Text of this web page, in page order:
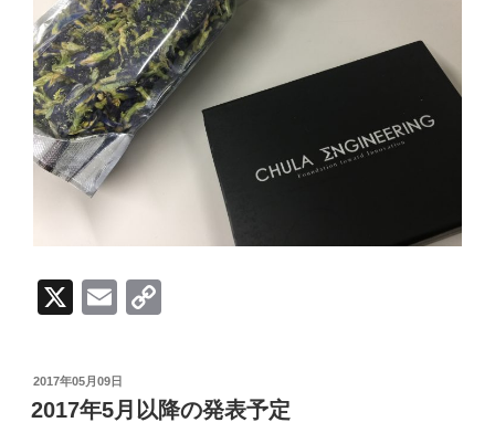
X
E
ail
y
投
稿
日:
2017年05月09日
2017年5月以降の発表予定